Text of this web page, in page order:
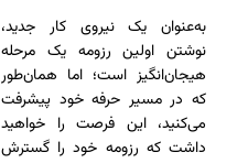
به‌عنوان یک نیروی کار جدید،
نوشتن اولین رزومه یک مرحله
هیجان‌انگیز است؛ اما همان‌طور
که در مسیر حرفه خود پیشرفت
می‌کنید، این فرصت را خواهید
داشت که رزومه خود را گسترش